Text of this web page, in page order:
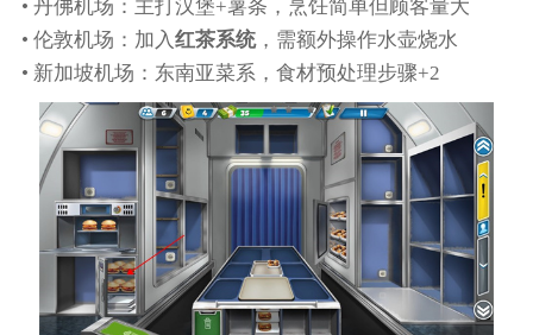
• 丹佛机场：主打汉堡+薯条，烹饪简单但顾客量大
• 伦敦机场：加入红茶系统，需额外操作水壶烧水
• 新加坡机场：东南亚菜系，食材预处理步骤+2